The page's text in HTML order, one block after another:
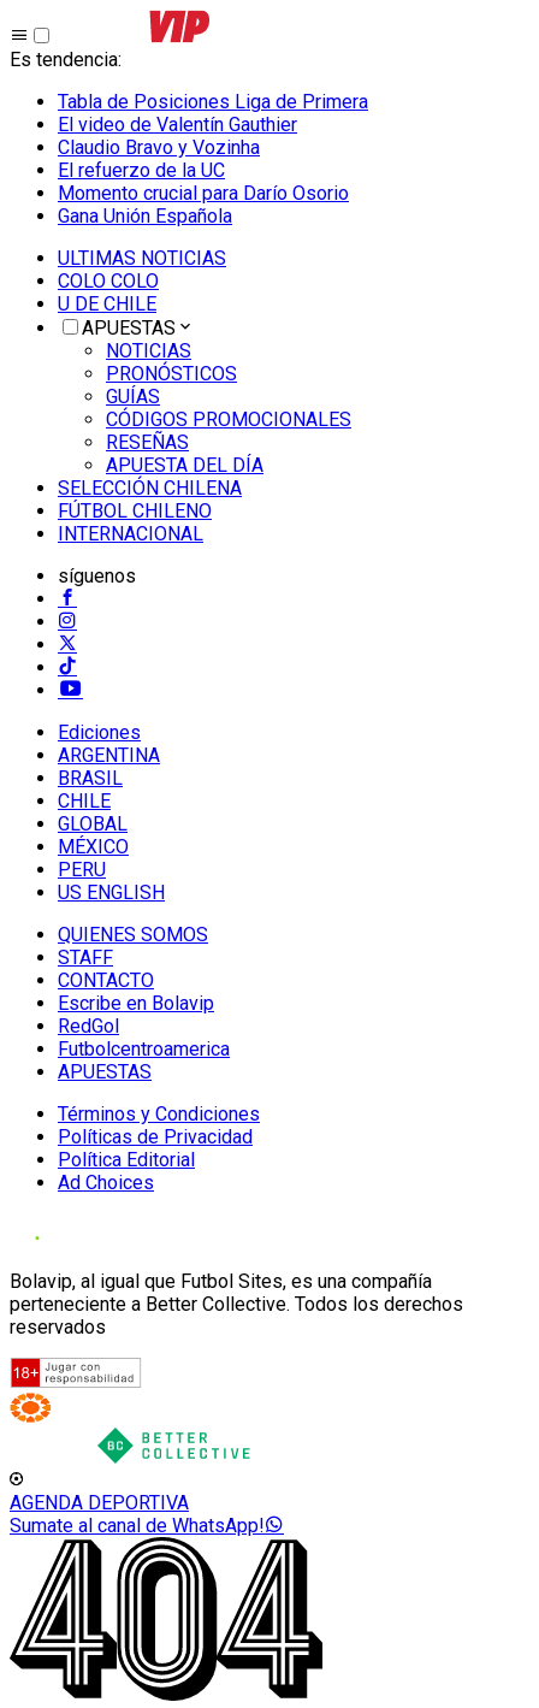
Es tendencia:
Tabla de Posiciones Liga de Primera
El video de Valentín Gauthier
Claudio Bravo y Vozinha
El refuerzo de la UC
Momento crucial para Darío Osorio
Gana Unión Española
ULTIMAS NOTICIAS
COLO COLO
U DE CHILE
APUESTAS
NOTICIAS
PRONÓSTICOS
GUÍAS
CÓDIGOS PROMOCIONALES
RESEÑAS
APUESTA DEL DÍA
SELECCIÓN CHILENA
FÚTBOL CHILENO
INTERNACIONAL
síguenos
Ediciones
ARGENTINA
BRASIL
CHILE
GLOBAL
MÉXICO
PERU
US ENGLISH
QUIENES SOMOS
STAFF
CONTACTO
Escribe en Bolavip
RedGol
Futbolcentroamerica
APUESTAS
Términos y Condiciones
Políticas de Privacidad
Política Editorial
Ad Choices
Bolavip, al igual que Futbol Sites, es una compañía
perteneciente a Better Collective. Todos los derechos
reservados
AGENDA DEPORTIVA
Sumate al canal de WhatsApp!